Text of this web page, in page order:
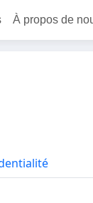
À propos de